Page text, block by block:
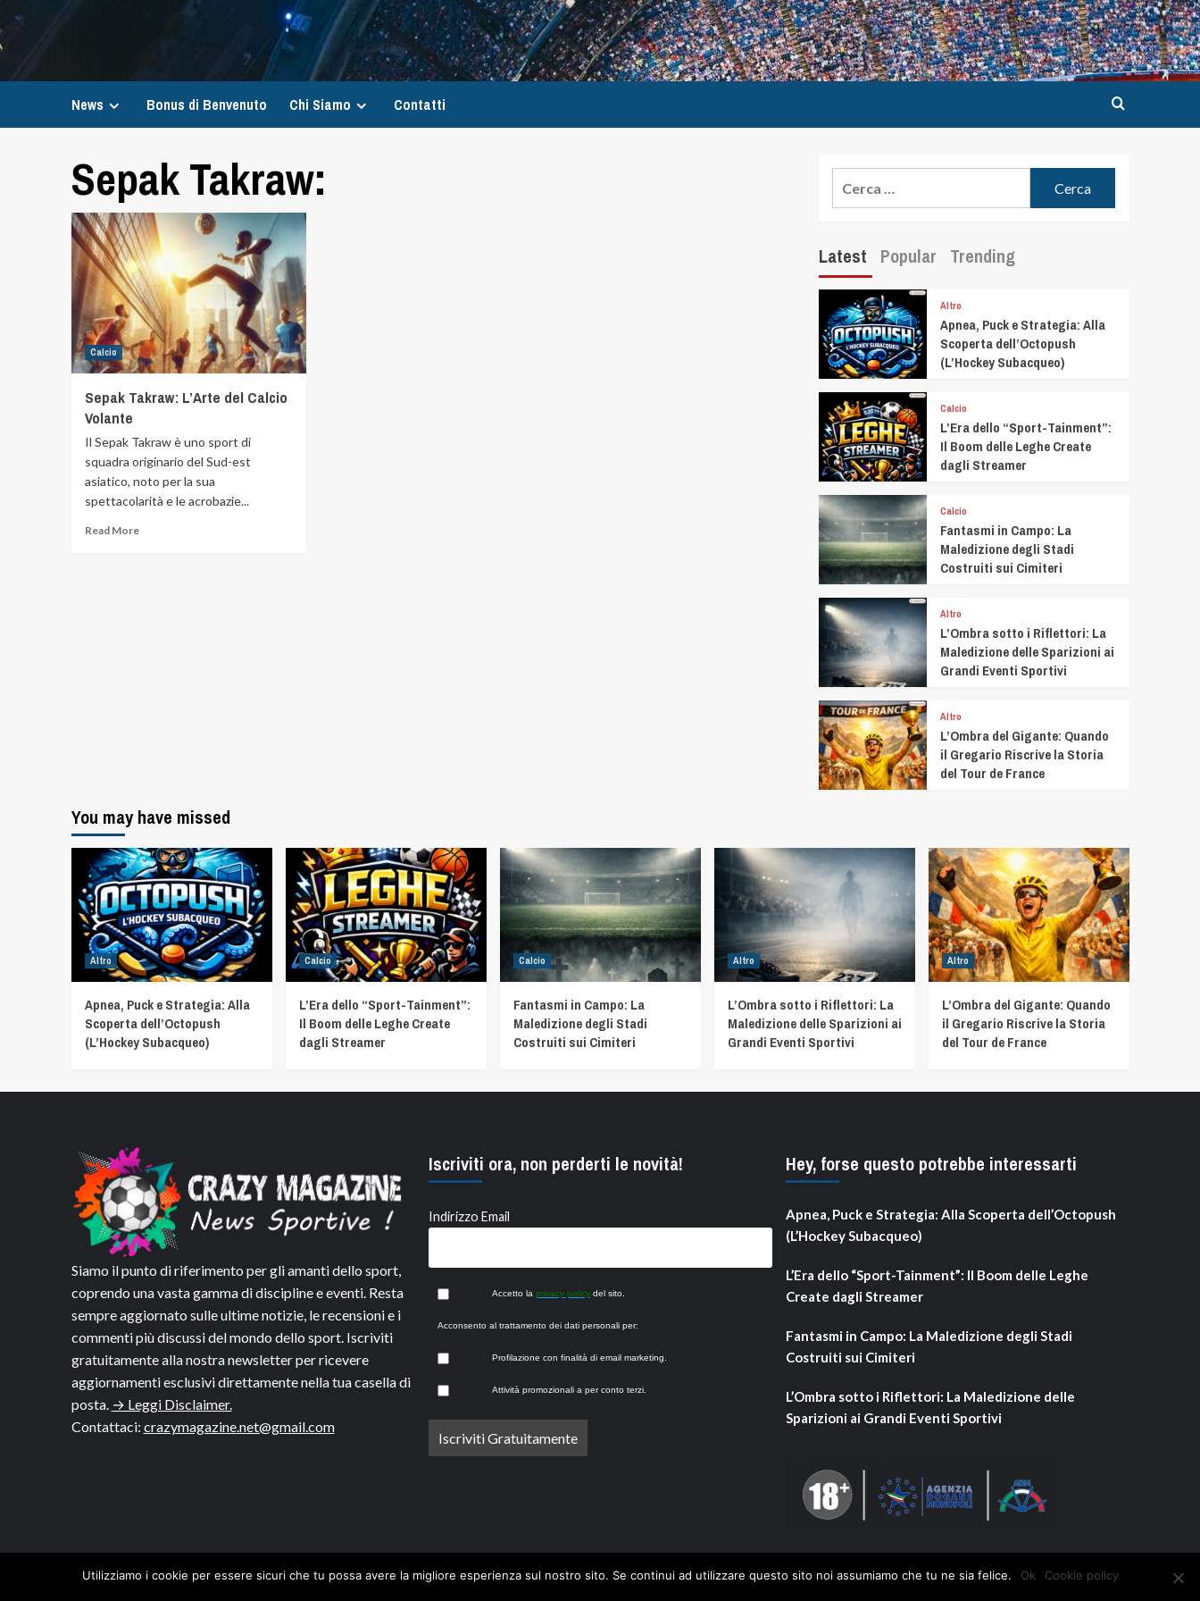
News Bonus di Benvenuto Chi Siamo Contatti
Sepak Takraw:
Calcio
Sepak Takraw: L’Arte del Calcio
Volante
Il Sepak Takraw è uno sport di
squadra originario del Sud-est
asiatico, noto per la sua
spettacolarità e le acrobazie...
Read More
Latest Popular Trending
Altro
Apnea, Puck e Strategia: Alla
Scoperta dell’Octopush
(L’Hockey Subacqueo)
Calcio
L’Era dello “Sport-Tainment”:
Il Boom delle Leghe Create
dagli Streamer
Calcio
Fantasmi in Campo: La
Maledizione degli Stadi
Costruiti sui Cimiteri
Altro
L’Ombra sotto i Riflettori: La
Maledizione delle Sparizioni ai
Grandi Eventi Sportivi
Altro
L’Ombra del Gigante: Quando
il Gregario Riscrive la Storia
del Tour de France
You may have missed
Altro
Apnea, Puck e Strategia: Alla
Scoperta dell’Octopush
(L’Hockey Subacqueo)
Calcio
L’Era dello “Sport-Tainment”:
Il Boom delle Leghe Create
dagli Streamer
Calcio
Fantasmi in Campo: La
Maledizione degli Stadi
Costruiti sui Cimiteri
Altro
L’Ombra sotto i Riflettori: La
Maledizione delle Sparizioni ai
Grandi Eventi Sportivi
Altro
L’Ombra del Gigante: Quando
il Gregario Riscrive la Storia
del Tour de France
Siamo il punto di riferimento per gli amanti dello sport,
coprendo una vasta gamma di discipline e eventi. Resta
sempre aggiornato sulle ultime notizie, le recensioni e i
commenti più discussi del mondo dello sport. Iscriviti
gratuitamente alla nostra newsletter per ricevere
aggiornamenti esclusivi direttamente nella tua casella di
posta. → Leggi Disclaimer.
Contattaci: crazymagazine.net@gmail.com
Iscriviti ora, non perderti le novità!
Indirizzo Email
Accetto la privacy policydel sito.
Acconsento al trattamento dei dati personali per:
Profilazione con finalità di email marketing.
Attività promozionali a per conto terzi.
Hey, forse questo potrebbe interessarti
Apnea, Puck e Strategia: Alla Scoperta dell’Octopush
(L’Hockey Subacqueo)
L’Era dello “Sport-Tainment”: Il Boom delle Leghe
Create dagli Streamer
Fantasmi in Campo: La Maledizione degli Stadi
Costruiti sui Cimiteri
L’Ombra sotto i Riflettori: La Maledizione delle
Sparizioni ai Grandi Eventi Sportivi
Utilizziamo i cookie per essere sicuri che tu possa avere la migliore esperienza sul nostro sito. Se continui ad utilizzare questo sito noi assumiamo che tu ne sia felice. Ok Cookie policy